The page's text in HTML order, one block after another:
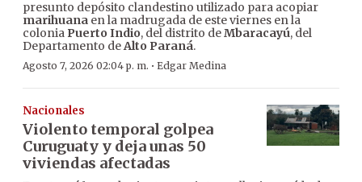
presunto depósito clandestino utilizado para acopiar
marihuana en la madrugada de este viernes en la
colonia Puerto Indio, del distrito deMbaracayú, del
Departamento deAlto Paraná.
Agosto 7, 2026 02:04 p. m. · Edgar Medina
Nacionales
Violento temporal golpea
Curuguaty y deja unas 50
viviendas afectadas